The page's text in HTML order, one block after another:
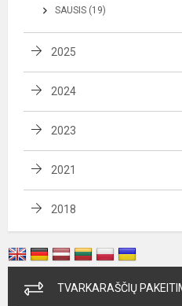
SAUSIS (19)
2025
2024
2023
2021
2018
TVARKARAŠČIŲ